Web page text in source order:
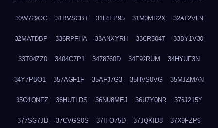
30W729OG 31BVSCBT 31L8FP95 31M0MR2X 32AT2VLN
32MATDBP 336RPFHA 33ANXYRH 33CR504T 33DY1V30
33T04ZZ0 3404O7P1 3478760D 34F92RUM 34HYUF3N
34Y7PBO1 357AGF1F 35AF37G3 35HVS0VG 35MJZMAN
35O1QNFZ 36HUTLDS 36NU8MEJ 36U7Y0NR 376J215Y
377SG7JD 37CVGS0S 37IHO75D 37JQKID8 37X9FZP9